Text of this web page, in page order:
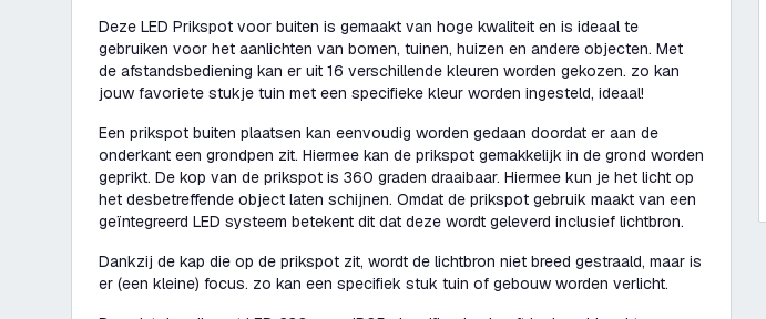
Deze LED Prikspot voor buiten is gemaakt van hoge kwaliteit en is ideaal te
gebruiken voor het aanlichten van bomen, tuinen, huizen en andere objecten. Met
de afstandsbediening kan er uit 16 verschillende kleuren worden gekozen. zo kan
jouw favoriete stukje tuin met een specifieke kleur worden ingesteld, ideaal!
Een prikspot buiten plaatsen kan eenvoudig worden gedaan doordat er aan de
onderkant een grondpen zit. Hiermee kan de prikspot gemakkelijk in de grond worden
geprikt. De kop van de prikspot is 360 graden draaibaar. Hiermee kun je het licht op
het desbetreffende object laten schijnen. Omdat de prikspot gebruik maakt van een
geïntegreerd LED systeem betekent dit dat deze wordt geleverd inclusief lichtbron.
Dankzij de kap die op de prikspot zit, wordt de lichtbron niet breed gestraald, maar is
er (een kleine) focus. zo kan een specifiek stuk tuin of gebouw worden verlicht.